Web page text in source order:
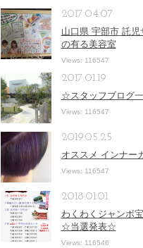
山口県 宇部市 託児
の有る美容室
2017.04.07
Views: 116547
☆スタッフブログ
2017.01.19
Views: 116547
オススメ インナー
2019.05.25
Views: 116547
わくわくジャンボ
☆当選発表☆
2018.01.01
Views: 116546